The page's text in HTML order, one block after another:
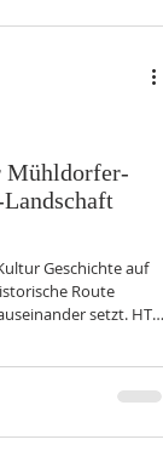
Mühldorfer-
Route
setzt. HTI-
der Insel Usedom